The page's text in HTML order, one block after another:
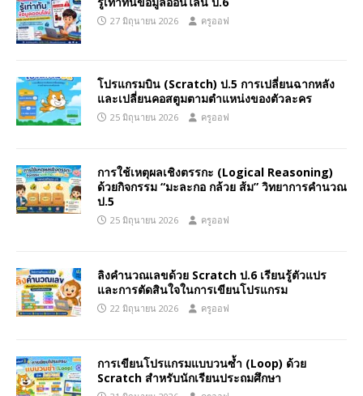
27 มิถุนายน 2026 ครูออฟ
โปรแกรมบิน (Scratch) ป.5 การเปลี่ยนฉากหลัง
และเปลี่ยนคอสตูมตามตำแหน่งของตัวละคร
25 มิถุนายน 2026 ครูออฟ
การใช้เหตุผลเชิงตรรกะ (Logical Reasoning)
ด้วยกิจกรรม “มะละกอ กล้วย ส้ม” วิทยาการคำนวณ
ป.5
25 มิถุนายน 2026 ครูออฟ
ลิงคำนวณเลขด้วย Scratch ป.6 เรียนรู้ตัวแปร
และการตัดสินใจในการเขียนโปรแกรม
22 มิถุนายน 2026 ครูออฟ
การเขียนโปรแกรมแบบวนซ้ำ (Loop) ด้วย
Scratch สำหรับนักเรียนประถมศึกษา